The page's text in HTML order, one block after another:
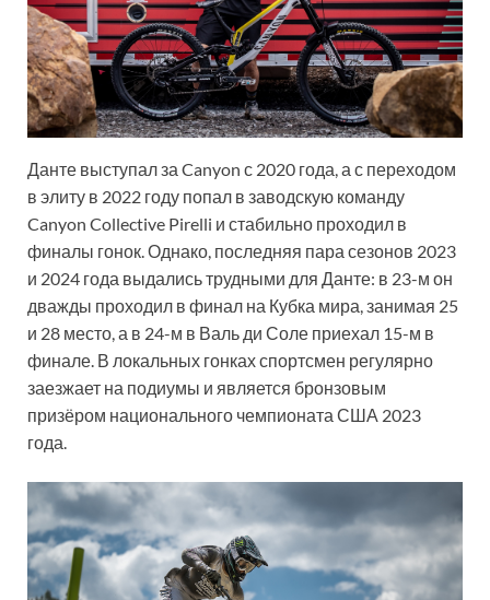
Данте выступал за Canyon с 2020 года, а с переходом
в элиту в 2022 году попал в заводскую команду
Canyon Collective Pirelli и стабильно проходил в
финалы гонок. Однако, последняя пара сезонов 2023
и 2024 года выдались трудными для Данте: в 23-м он
дважды проходил в финал на Кубка мира, занимая 25
и 28 место, а в 24-м в Валь ди Соле приехал 15-м в
финале. В локальных гонках спортсмен регулярно
заезжает на подиумы и является бронзовым
призёром национального чемпионата США 2023
года.